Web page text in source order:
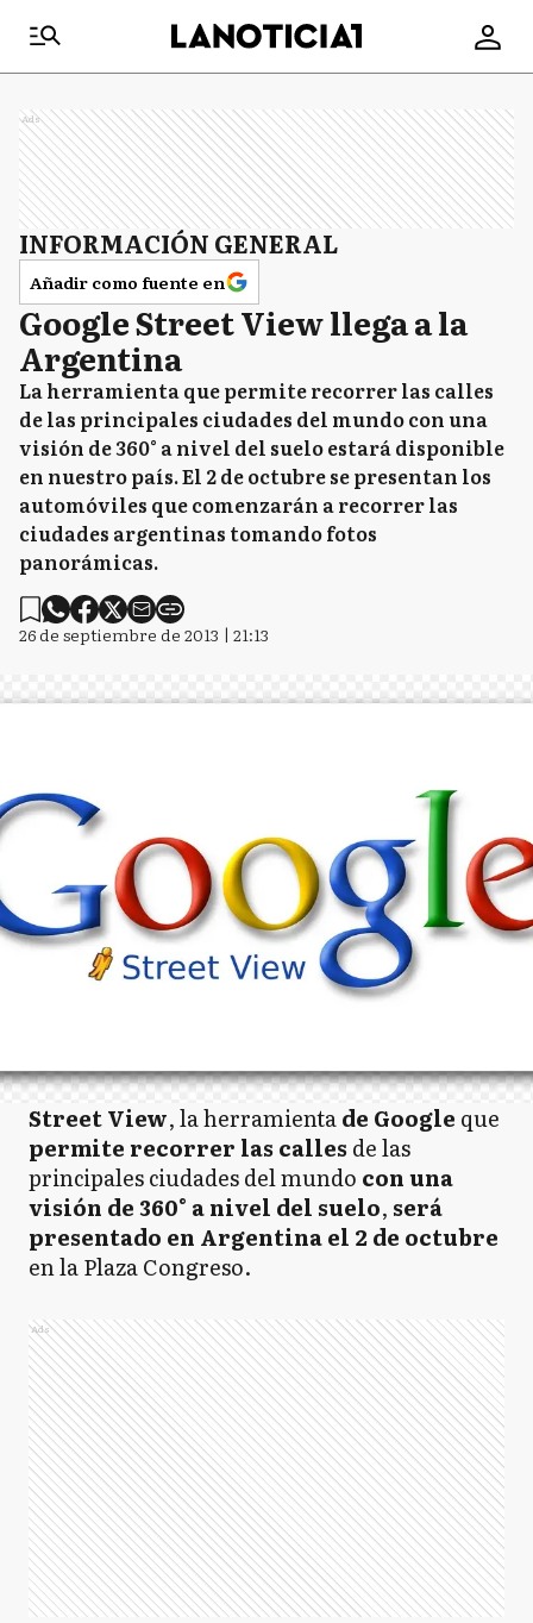
Ads
INFORMACIÓN GENERAL
Añadir como fuente en
Google Street View llega a la
Argentina
La herramienta que permite recorrer las calles
de las principales ciudades del mundo con una
visión de 360° a nivel del suelo estará disponible
en nuestro país. El 2 de octubre se presentan los
automóviles que comenzarán a recorrer las
ciudades argentinas tomando fotos
panorámicas.
26 de septiembre de 2013 | 21:13
Street View, la herramientade Google que
permite recorrer las calles de las
principales ciudades del mundo con una
visión de 360° a nivel del suelo, será
presentado en Argentina el 2 de octubre
en la Plaza Congreso.
Ads